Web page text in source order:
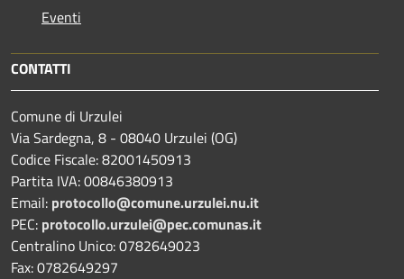
Eventi
CONTATTI
Comune di Urzulei
Via Sardegna, 8 - 08040 Urzulei (OG)
Codice Fiscale: 82001450913
Partita IVA: 00846380913
Email: protocollo@comune.urzulei.nu.it
PEC: protocollo.urzulei@pec.comunas.it
Centralino Unico: 0782649023
Fax: 0782649297